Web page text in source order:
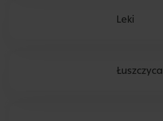
Leki
Łuszczyca